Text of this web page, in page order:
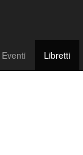
Eventi Libretti